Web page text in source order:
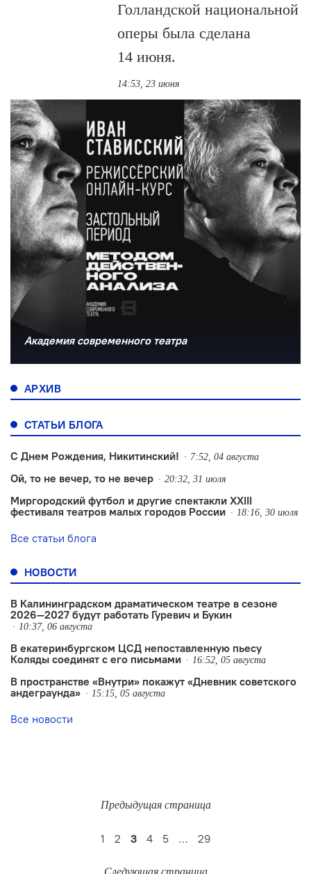
Голландской национальной
оперы была сделана
14 июня.
14:53, 23 июня
Академия современного театра
АРХИВ
СТАТЬИ БЛОГА
С Днем Рождения, Никитинский! 7:52, 04 августа
Ой, то не вечер, то не вечер 20:32, 31 июля
Миргородский футбол и другие спектакли XXIII
фестиваля театров малых городов России
18:16, 30 июля
Все статьи блога
НОВОСТИ
В Калининградском драматическом театре в сезоне
2026—2027 будут работать Гуревич и Букин
10:37, 06 августа
В екатеринбургском ЦСД непоставленную пьесу
Коляды соединят с его письмами
16:52, 05 августа
В пространстве «Внутри» покажут «Дневник советского
андеграунда»
15:15, 05 августа
Все новости
Предыдущая страница
1 2 3 4 5 … 29
Следующая страница